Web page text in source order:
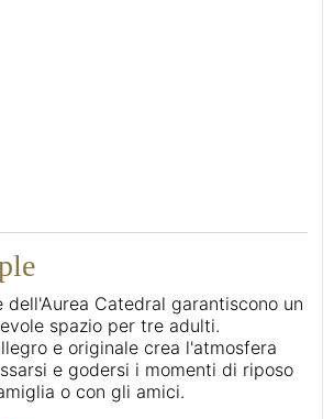
dell'Aurea Catedral garantiscono un
spazio per tre adulti.
e originale crea l'atmosfera
e godersi i momenti di riposo
o con gli amici.